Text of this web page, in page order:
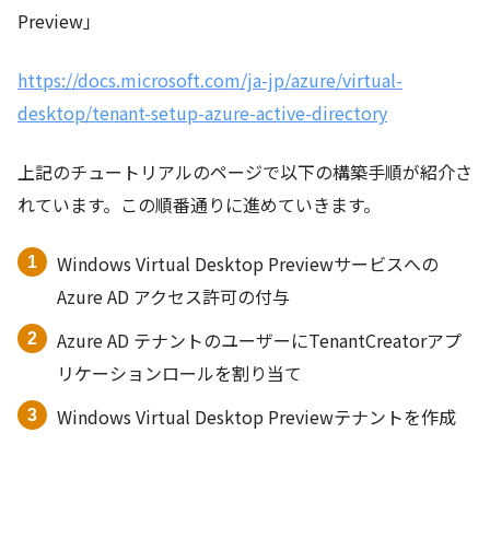
Preview」
https://docs.microsoft.com/ja-jp/azure/virtual-
desktop/tenant-setup-azure-active-directory
上記のチュートリアルのページで以下の構築手順が紹介さ
れています。この順番通りに進めていきます。
Windows Virtual Desktop Previewサービスへの
Azure AD アクセス許可の付与
Azure AD テナントのユーザーにTenantCreatorアプ
リケーションロールを割り当て
Windows Virtual Desktop Previewテナントを作成